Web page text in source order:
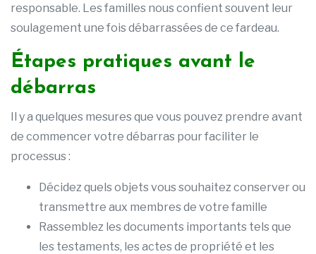
responsable. Les familles nous confient souvent leur
soulagement une fois débarrassées de ce fardeau.
Étapes pratiques avant le
débarras
Il y a quelques mesures que vous pouvez prendre avant
de commencer votre débarras pour faciliter le
processus :
Décidez quels objets vous souhaitez conserver ou
transmettre aux membres de votre famille
Rassemblez les documents importants tels que
les testaments, les actes de propriété et les